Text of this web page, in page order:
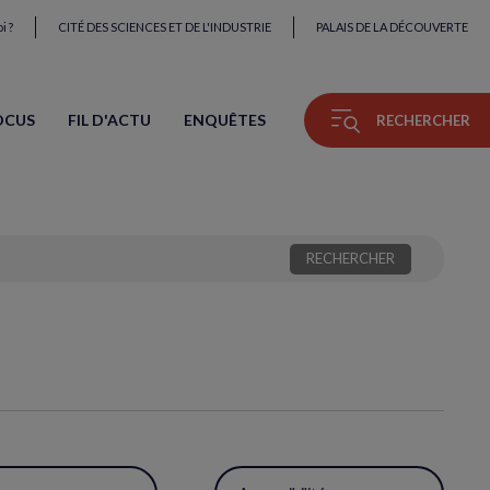
? CITÉ DES SCIENCES ET DE L'INDUSTRIE PALAIS DE LA DÉCOUVERTE
FIL D'ACTU ENQUÊTES RECHERCHER